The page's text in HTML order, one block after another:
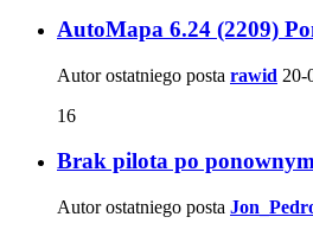
AutoMapa 6.24 (2209)
Autor ostatniego posta rawid 20-
16
Brak pilota po
Autor ostatniego posta